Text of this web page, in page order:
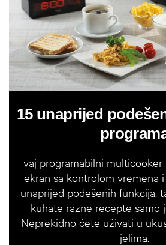
15 unaprijed
vaj programabilni
ekran sa kontrolom vremena
unaprijed podešenih funkcija,
kuhate razne recepte samo
Neprekidno ćete uživati u
jelima.